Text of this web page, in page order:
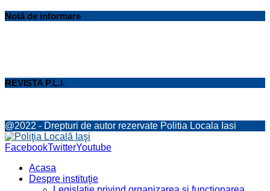
Notă de informare
REVISTA P.L.I.
@2022 - Drepturi de autor rezervate Politia Locala Iasi
FacebookTwitterYoutube
Acasa
Despre instituţie